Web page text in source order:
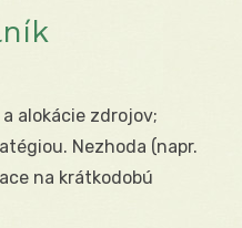
alokácie zdrojov;
Nezhoda (napr.
na krátkodobú